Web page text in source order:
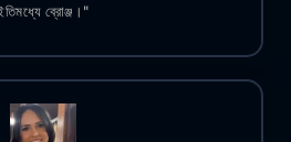
ব্রোঞ্জ।"